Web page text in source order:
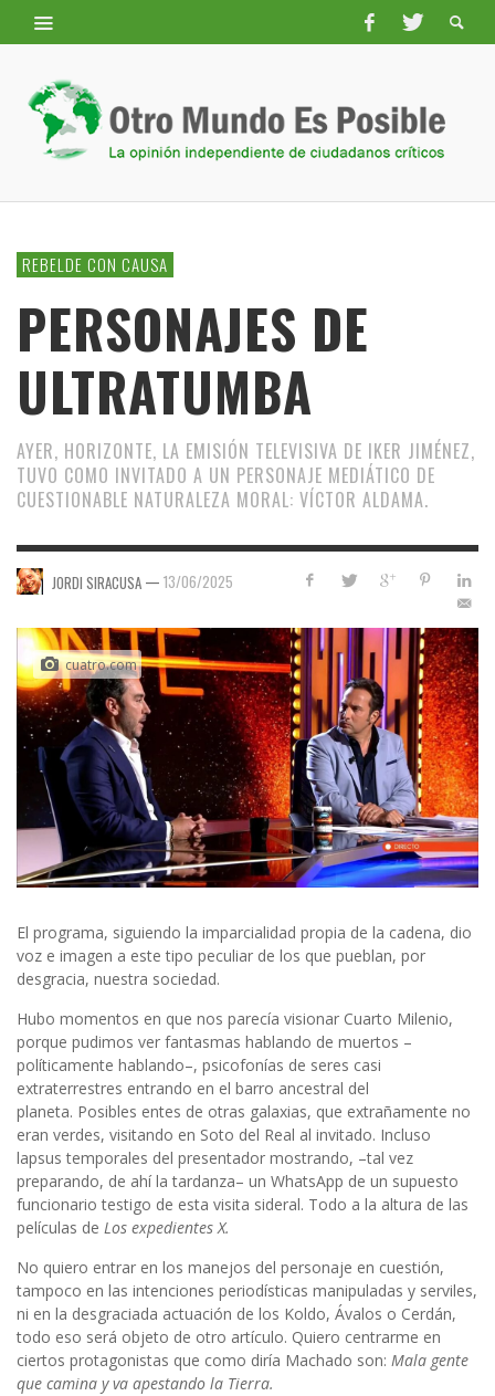
REBELDE CON CAUSA
PERSONAJES DE
ULTRATUMBA
AYER, HORIZONTE, LA EMISIÓN TELEVISIVA DE IKER JIMÉNEZ,
TUVO COMO INVITADO A UN PERSONAJE MEDIÁTICO DE
CUESTIONABLE NATURALEZA MORAL: VÍCTOR ALDAMA.
JORDI SIRACUSA — 13/06/2025
cuatro.com
El programa, siguiendo la imparcialidad propia de la cadena, dio
voz e imagen a este tipo peculiar de los que pueblan, por
desgracia, nuestra sociedad.
Hubo momentos en que nos parecía visionar Cuarto Milenio,
porque pudimos ver fantasmas hablando de muertos –
políticamente hablando–, psicofonías de seres casi
extraterrestres entrando en el barro ancestral del
planeta. Posibles entes de otras galaxias, que extrañamente no
eran verdes, visitando en Soto del Real al invitado. Incluso
lapsus temporales del presentador mostrando, –tal vez
preparando, de ahí la tardanza– un WhatsApp de un supuesto
funcionario testigo de esta visita sideral. Todo a la altura de las
películas de Los expedientes X.
No quiero entrar en los manejos del personaje en cuestión,
tampoco en las intenciones periodísticas manipuladas y serviles,
ni en la desgraciada actuación de los Koldo, Ávalos o Cerdán,
todo eso será objeto de otro artículo. Quiero centrarme en
ciertos protagonistas que como diría Machado son: Mala gente
que camina y va apestando la Tierra.